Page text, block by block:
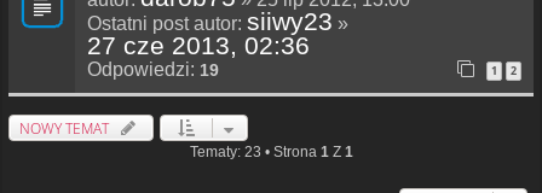
Ostatni post autor: siiwy23 »
27 cze 2013, 02:36
Odpowiedzi: 19 1 2
NOWY TEMAT
Tematy: 23 • Strona 1Z 1